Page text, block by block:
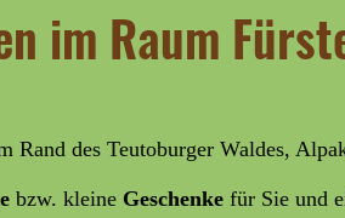
im Raum
des Teutoburger Waldes,
bzw. kleine Geschenke für Sie und